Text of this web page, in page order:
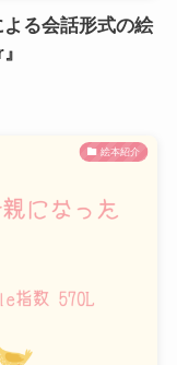
る会話形式の絵
絵本紹介